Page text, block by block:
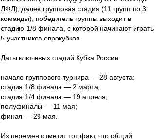
ЛФЛ), далее групповая стадия (11 групп по 3
команды), победитель группы выходит в
стадию 1/8 финала, с которой начинают играть
5 участников еврокубков.
Даты ключевых стадий Кубка России:
начало группового турнира — 28 августа;
стадия 1/8 финала — 2 марта;
стадия 1/4 финала — 19 апреля;
полуфиналы — 11 мая;
финал — 29 мая.
Из перемен отметит тот факт, что общий